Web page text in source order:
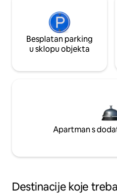
Besplatan parking
u sklopu objekta
Apartman s
Destinacije koje